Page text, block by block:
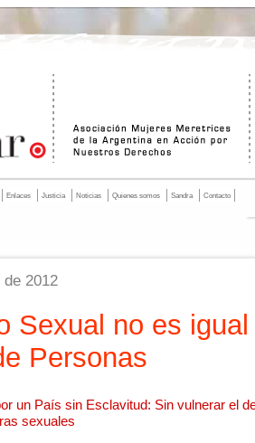
Enlaces Justicia Noticias Quienes somos Sandra Contacto
de 2012
Sexual no es igual
Personas
un País sin Esclavitud: Sin vulnerar el
sexuales